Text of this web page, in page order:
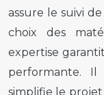
assure le suivi
choix des
expertise
performante. Il
simplifie le